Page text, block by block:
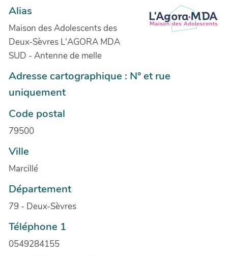
Alias
Maison des Adolescents des
Deux-Sèvres L'AGORA MDA
SUD - Antenne de melle
Adresse cartographique : N° et rue
uniquement
Code postal
79500
Ville
Marcillé
Département
79 - Deux-Sèvres
Téléphone 1
0549284155